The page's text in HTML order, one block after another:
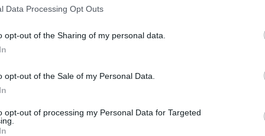
Data Processing Opt Outs
opt-out of the Sharing of my personal data.
opt-out of the Sale of my Personal Data.
opt-out of processing my Personal Data for Targeted
17.03.2021